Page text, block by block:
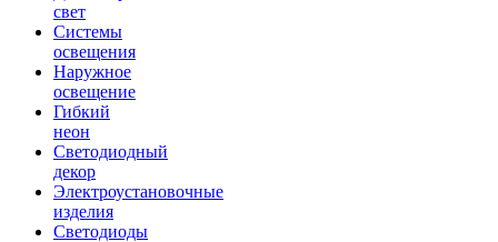
свет
Системы
освещения
Наружное
освещение
Гибкий
неон
Светодиодный
декор
Электроустановочные
изделия
Светодиоды